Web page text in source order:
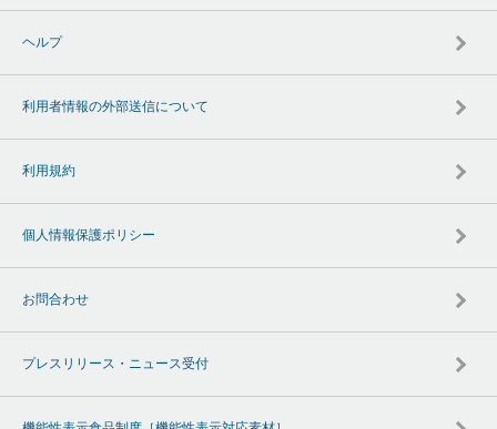
ヘルプ
利用者情報の外部送信について
利用規約
個人情報保護ポリシー
お問合わせ
プレスリリース・ニュース受付